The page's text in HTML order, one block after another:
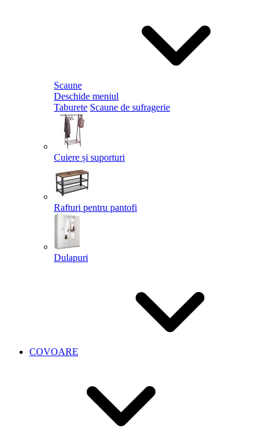
Scaune
Deschide meniul
Taburete Scaune de sufragerie
Cuiere și suporturi
Rafturi pentru pantofi
Dulapuri
COVOARE